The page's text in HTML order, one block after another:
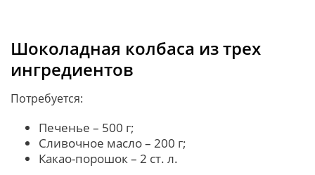
Шоколадная колбаса из трех
ингредиентов
Потребуется:
Печенье – 500 г;
Сливочное масло – 200 г;
Какао-порошок – 2 ст. л.